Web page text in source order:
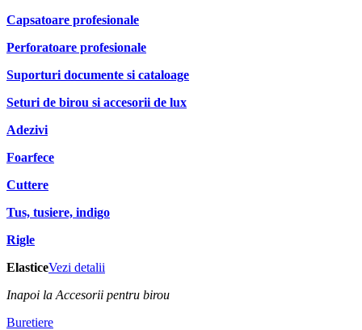
Capsatoare profesionale
Perforatoare profesionale
Suporturi documente si cataloage
Seturi de birou si accesorii de lux
Adezivi
Foarfece
Cuttere
Tus, tusiere, indigo
Rigle
ElasticeVezi detalii
Inapoi la Accesorii pentru birou
Buretiere